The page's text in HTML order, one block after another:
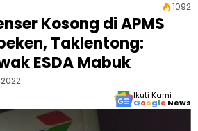
1092
Kosong di APMS
Taklentong:
ESDA Mabuk
Ikuti Kami
Google News